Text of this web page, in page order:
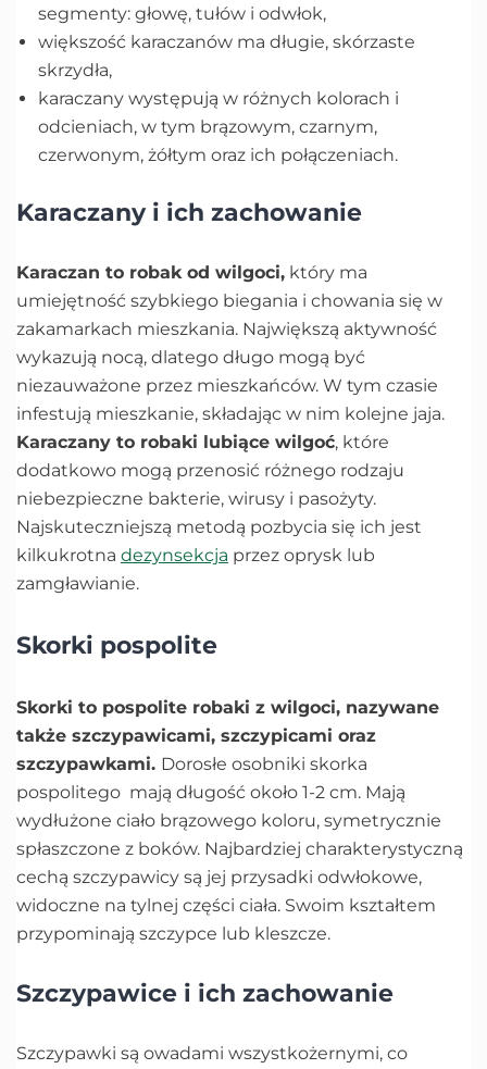
segmenty: głowę, tułów i odwłok,
większość karaczanów ma długie, skórzaste
skrzydła,
karaczany występują w różnych kolorach i
odcieniach, w tym brązowym, czarnym,
czerwonym, żółtym oraz ich połączeniach.
Karaczany i ich zachowanie
Karaczan to robak od wilgoci, który ma
umiejętność szybkiego biegania i chowania się w
zakamarkach mieszkania. Największą aktywność
wykazują nocą, dlatego długo mogą być
niezauważone przez mieszkańców. W tym czasie
infestują mieszkanie, składając w nim kolejne jaja.
Karaczany to robaki lubiące wilgoć, które
dodatkowo mogą przenosić różnego rodzaju
niebezpieczne bakterie, wirusy i pasożyty.
Najskuteczniejszą metodą pozbycia się ich jest
kilkukrotna dezynsekcja przez oprysk lub
zamgławianie.
Skorki pospolite
Skorki to pospolite robaki z wilgoci, nazywane
także szczypawicami, szczypicami oraz
szczypawkami. Dorosłe osobniki skorka
pospolitego mają długość około 1-2 cm. Mają
wydłużone ciało brązowego koloru, symetrycznie
spłaszczone z boków. Najbardziej charakterystyczną
cechą szczypawicy są jej przysadki odwłokowe,
widoczne na tylnej części ciała. Swoim kształtem
przypominają szczypce lub kleszcze.
Szczypawice i ich zachowanie
Szczypawki są owadami wszystkożernymi, co